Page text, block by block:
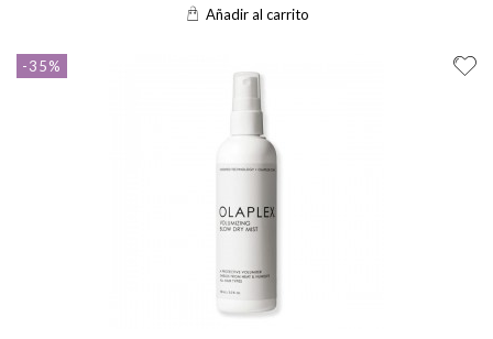
Añadir al carrito
-35%